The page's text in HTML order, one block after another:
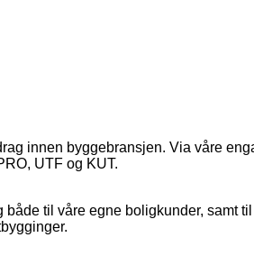
innen byggebransjen. Via våre
UTF og KUT.
til våre egne boligkunder, samt